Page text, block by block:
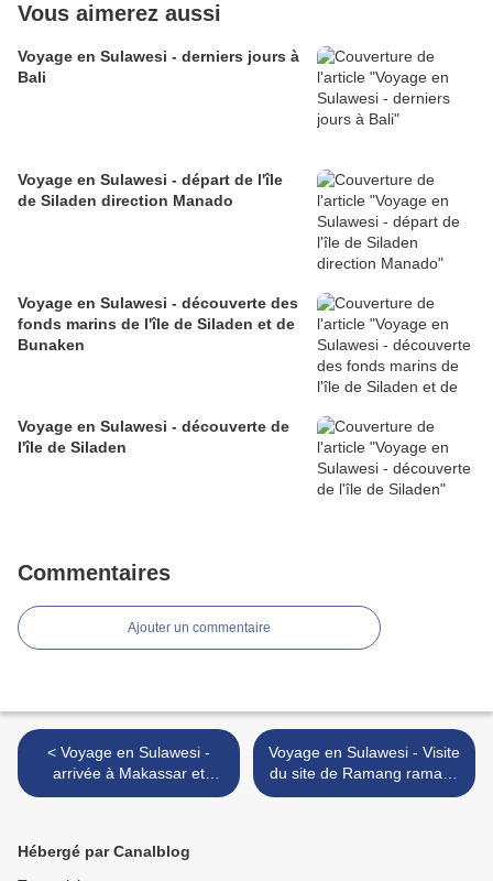
Vous aimerez aussi
Voyage en Sulawesi - derniers jours à
Bali
Voyage en Sulawesi - départ de l'île
de Siladen direction Manado
Voyage en Sulawesi - découverte des
fonds marins de l'île de Siladen et de
Bunaken
Voyage en Sulawesi - découverte de
l'île de Siladen
Commentaires
Ajouter un commentaire
< Voyage en Sulawesi -
arrivée à Makassar et
découverte de son musée
Voyage en Sulawesi - Visite
du site de Ramang ramang
puis direction Rantepao la
Hébergé par Canalblog